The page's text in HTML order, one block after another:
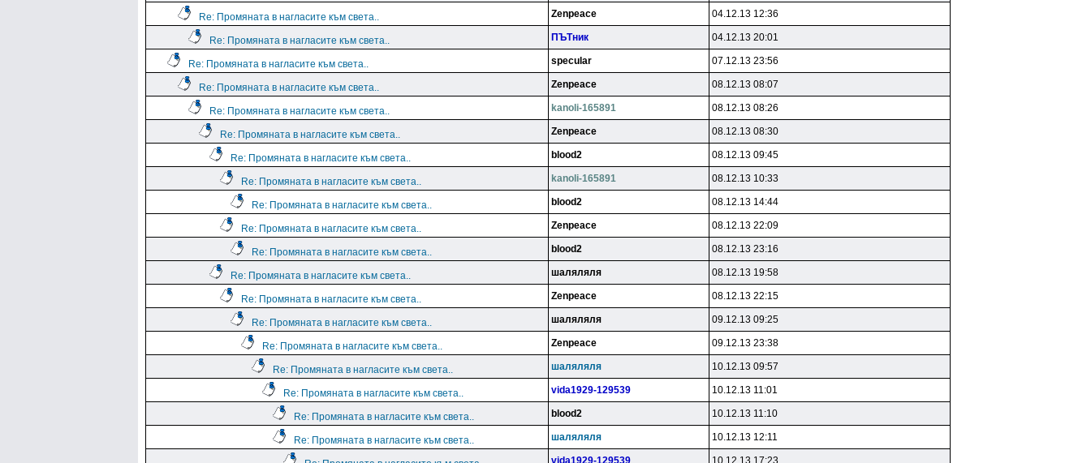
Re: Промяната в нагласите към света.. Zenpeace 04.12.13 12:36
Re: Промяната в нагласите към света.. ПЪТник 04.12.13 20:01
Re: Промяната в нагласите към света.. specular 07.12.13 23:56
Re: Промяната в нагласите към света.. Zenpeace 08.12.13 08:07
Re: Промяната в нагласите към света.. kanoli-165891 08.12.13 08:26
Re: Промяната в нагласите към света.. Zenpeace 08.12.13 08:30
Re: Промяната в нагласите към света.. blood2 08.12.13 09:45
Re: Промяната в нагласите към света.. kanoli-165891 08.12.13 10:33
Re: Промяната в нагласите към света.. blood2 08.12.13 14:44
Re: Промяната в нагласите към света.. Zenpeace 08.12.13 22:09
Re: Промяната в нагласите към света.. blood2 08.12.13 23:16
Re: Промяната в нагласите към света.. шаляляля 08.12.13 19:58
Re: Промяната в нагласите към света.. Zenpeace 08.12.13 22:15
Re: Промяната в нагласите към света.. шаляляля 09.12.13 09:25
Re: Промяната в нагласите към света.. Zenpeace 09.12.13 23:38
Re: Промяната в нагласите към света.. шаляляля 10.12.13 09:57
Re: Промяната в нагласите към света.. vida1929-129539 10.12.13 11:01
Re: Промяната в нагласите към света.. blood2 10.12.13 11:10
Re: Промяната в нагласите към света.. шаляляля 10.12.13 12:11
vida1929-129539 10.12.13 17:23